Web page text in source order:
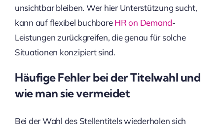
unsichtbar bleiben. Wer hier Unterstützung sucht,
kann auf flexibel buchbareHR on Demand-
Leistungen zurückgreifen, die genau für solche
Situationen konzipiert sind.
Häufige Fehler bei der Titelwahl und
wie man sie vermeidet
Bei der Wahl des Stellentitels wiederholen sich